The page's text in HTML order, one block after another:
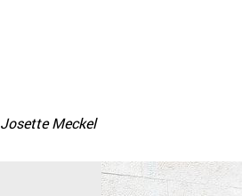
Josette Meckel